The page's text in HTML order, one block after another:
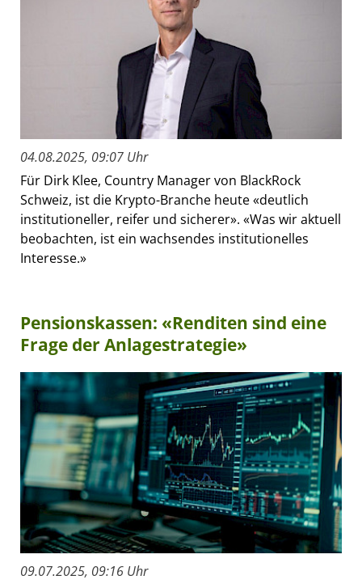
04.08.2025, 09:07 Uhr
Für Dirk Klee, Country Manager von BlackRock
Schweiz, ist die Krypto-Branche heute «deutlich
institutioneller, reifer und sicherer». «Was wir aktuell
beobachten, ist ein wachsendes institutionelles
Interesse.»
Pensionskassen: «Renditen sind eine
Frage der Anlagestrategie»
09.07.2025, 09:16 Uhr